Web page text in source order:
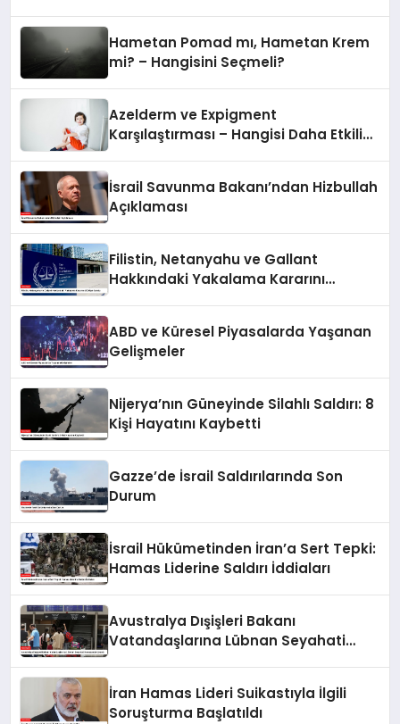
Hametan Pomad mı, Hametan Krem
mi? – Hangisini Seçmeli?
Azelderm ve Expigment
Karşılaştırması – Hangisi Daha Etkili
İsrail Savunma Bakanı’ndan Hizbullah
Açıklaması
Filistin, Netanyahu ve Gallant
Hakkındaki Yakalama Kararını
ABD ve Küresel Piyasalarda Yaşanan
Gelişmeler
Nijerya’nın Güneyinde Silahlı Saldırı: 8
Kişi Hayatını Kaybetti
Gazze’de İsrail Saldırılarında Son
Durum
İsrail Hükümetinden İran’a Sert Tepki:
Hamas Liderine Saldırı İddiaları
Avustralya Dışişleri Bakanı
Vatandaşlarına Lübnan Seyahati
İran Hamas Lideri Suikastıyla İlgili
Soruşturma Başlatıldı